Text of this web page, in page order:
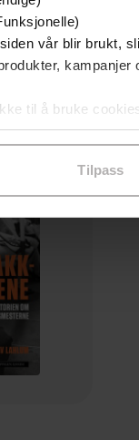
vår blir brukt,
kampanjer
til å bruke
«Tilpass». Du
Tilpass
var